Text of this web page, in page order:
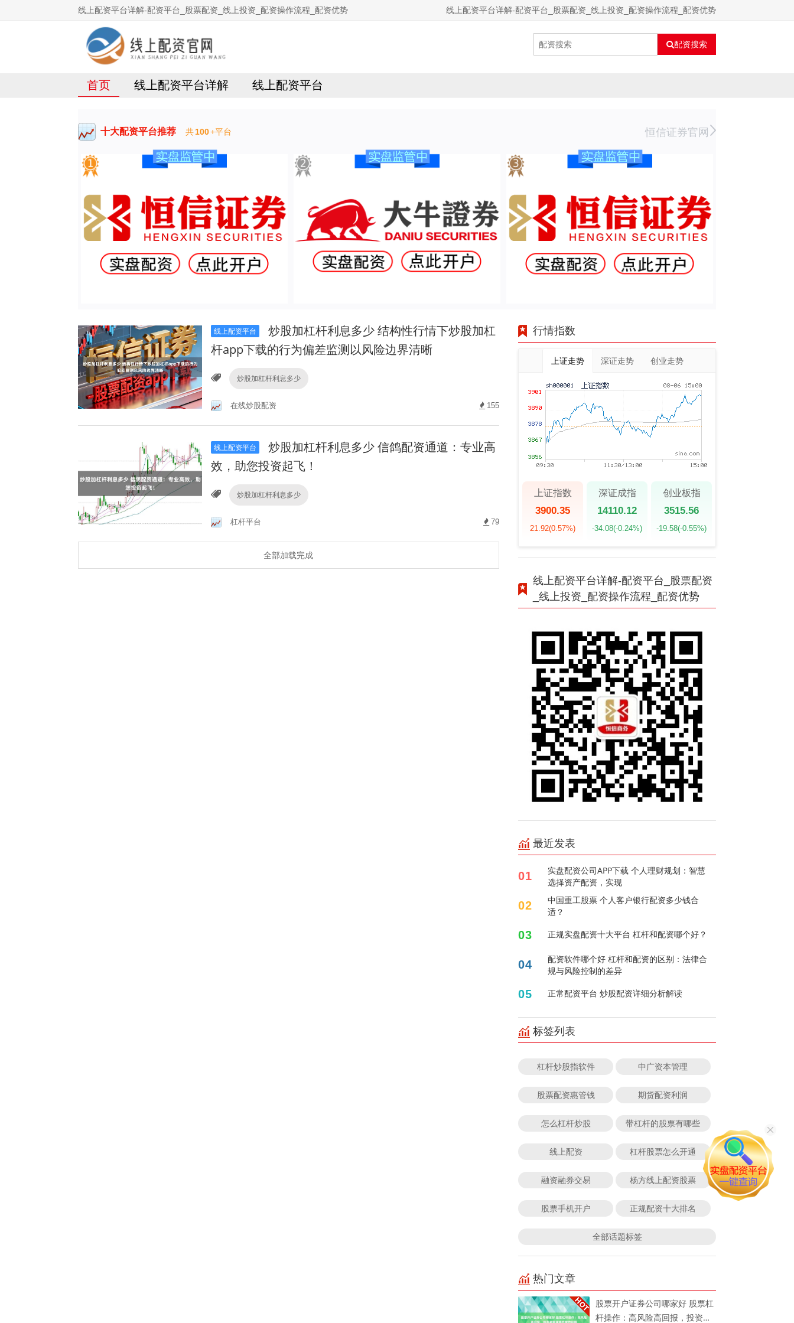
线上配资平台详解-配资平台_股票配资_线上投资_配资操作流程_配资优势 线上配资平台详解-配资平台_股票配资_线上投资_配资操作流程_配资优势
配资搜索
首页 线上配资平台详解 线上配资平台
十大配资平台推荐 共100+平台 恒信证券官网
线上配资平台
炒股加杠杆利息多少 结构性行情下炒股加杠
杆app下载的行为偏差监测以风险边界清晰
炒股加杠杆利息多少
在线炒股配资 155
线上配资平台
炒股加杠杆利息多少 信鸽配资通道：专业高
效，助您投资起飞！
炒股加杠杆利息多少
杠杆平台 79
全部加载完成
行情指数
上证走势 深证走势 创业走势
上证指数
3900.35
21.92(0.57%)
深证成指
14110.12
-34.08(-0.24%)
创业板指
3515.56
-19.58(-0.55%)
线上配资平台详解-配资平台_股票配资
_线上投资_配资操作流程_配资优势
最近发表
01
实盘配资公司APP下载 个人理财规划：智慧
选择资产配资，实现
02
中国重工股票 个人客户银行配资多少钱合
适？
03 正规实盘配资十大平台 杠杆和配资哪个好？
04
配资软件哪个好 杠杆和配资的区别：法律合
规与风险控制的差异
05 正常配资平台 炒股配资详细分析解读
标签列表
杠杆炒股指软件 中广资本管理
股票配资惠管钱 期货配资利润
怎么杠杆炒股 带杠杆的股票有哪些
线上配资 杠杆股票怎么开通
融资融券交易 杨方线上配资股票
股票手机开户 正规配资十大排名
全部话题标签
热门文章
股票开户证券公司哪家好 股票杠
杆操作：高风险高回报，投资者